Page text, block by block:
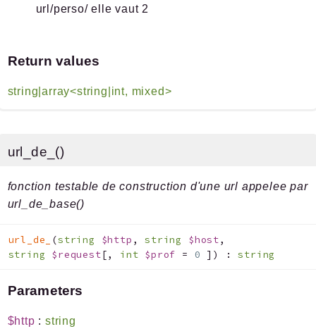
url/perso/ elle vaut 2
Return values
string|array<string|int, mixed>
url_de_()
fonction testable de construction d'une url appelee par
url_de_base()
url_de_ (string $http ,string $host,
string $request[, int $prof = 0 ] ) :string
Parameters
$http :string